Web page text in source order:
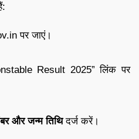
पर जाएं।
Result 2025” लिंक पर
और जन्म तिथिदर्ज करें।